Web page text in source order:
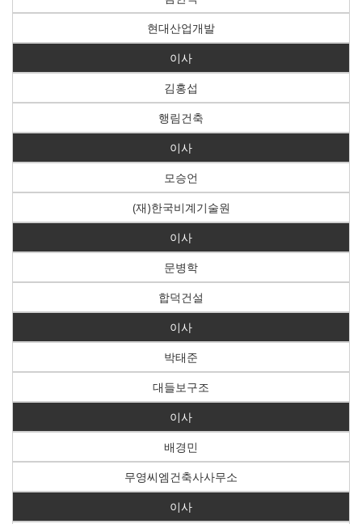
현대산업개발
이사
김홍섭
행림건축
이사
모승언
(재)한국비계기술원
이사
문병학
합덕건설
이사
박태준
대들보구조
이사
배경민
무영씨엠건축사사무소
이사